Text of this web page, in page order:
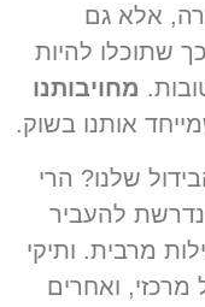
אלא גם
להיות
מחויבותנו
אותנו בשוק.
שלנו? הרי
להעביר
מרבית. ותיקי
ואחרים